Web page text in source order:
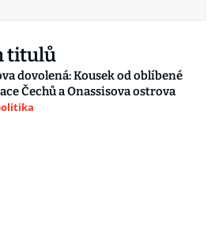
titulů
dovolená: Kousek od oblíbené
Čechů a Onassisova ostrova